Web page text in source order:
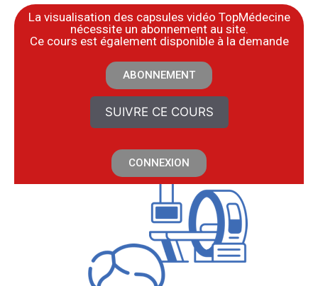
La visualisation des capsules vidéo TopMédecine
nécessite un abonnement au site.
​Ce cours est également disponible à la demande
ABONNEMENT
SUIVRE CE COURS
CONNEXION